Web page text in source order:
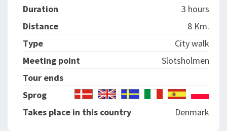
Duration
3 hours
Distance
8 Km.
Type
City walk
Meeting point
Slotsholmen
Tour ends
Sprog
Takes place in this country
Denmark